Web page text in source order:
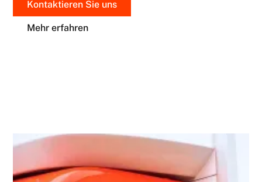
Kontaktieren Sie uns
Mehr erfahren